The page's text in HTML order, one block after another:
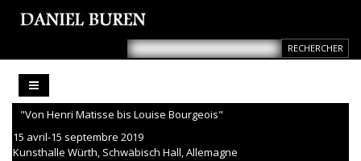
"Von Henri Matisse bis Louise Bourgeois"
15 avril-15 septembre 2019
Kunsthalle Würth, Schwäbisch Hall, Allemagne